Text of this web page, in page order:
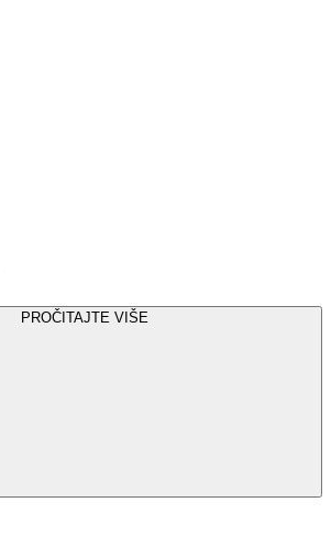
PROČITAJTE VIŠE